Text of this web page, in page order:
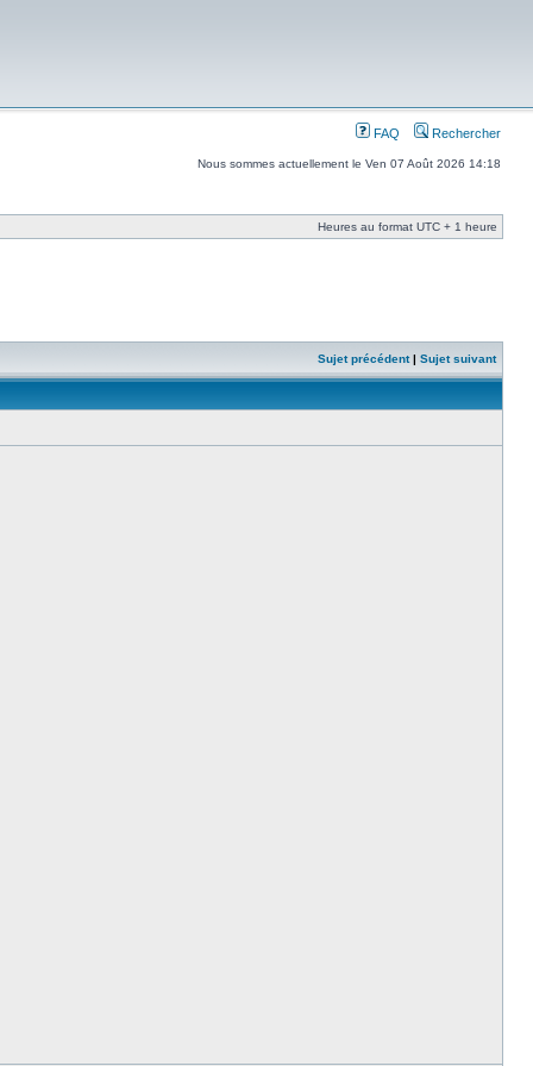
FAQ Rechercher
Nous sommes actuellement le Ven 07 Août 2026 14:18
Heures au format UTC + 1 heure
Sujet précédent| Sujet suivant